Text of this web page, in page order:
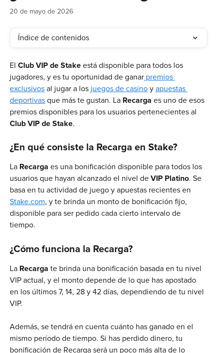
20 de mayo de 2026
Índice de contenidos
El Club VIP de Stake está disponible para todos los
jugadores, y es tu oportunidad de ganar premios
exclusivos al jugar a los juegos de casino y apuestas
deportivas que más te gustan. La Recarga es uno de esos
premios disponibles para los usuarios pertenecientes al
Club VIP de Stake.
¿En qué consiste la Recarga en Stake?
La Recarga es una bonificación disponible para todos los
usuarios que hayan alcanzado el nivel de VIP Platino. Se
basa en tu actividad de juego y apuestas recientes en
Stake.com, y te brinda un monto de bonificación fijo,
disponible para ser pedido cada cierto intervalo de
tiempo.
¿Cómo funciona la Recarga?
La Recarga te brinda una bonificación basada en tu nivel
VIP actual, y el monto depende de lo que has apostado
en los últimos 7, 14, 28 y 42 días, dependiendo de tu nivel
VIP.
Además, se tendrá en cuenta cuánto has ganado en el
mismo período de tiempo. Si has perdido dinero, tu
bonificación de Recarga será un poco más alta de lo